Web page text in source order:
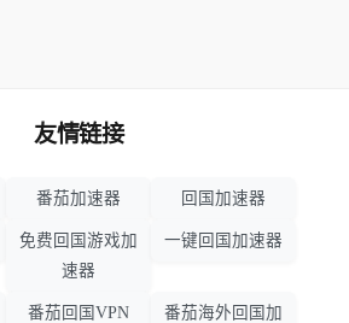
友情链接
番茄加速器 回国加速器
免费回国游戏加
速器
一键回国加速器
番茄回国VPN 番茄海外回国加